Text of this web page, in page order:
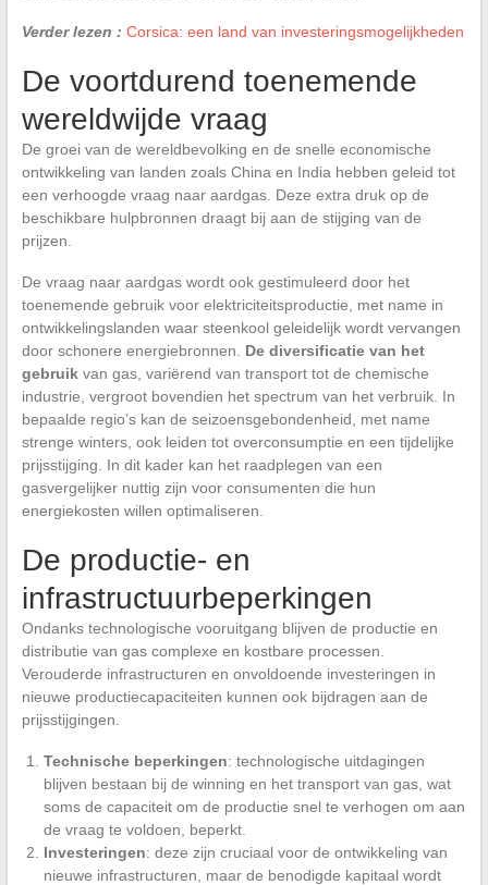
Verder lezen : Corsica: een land van investeringsmogelijkheden
De voortdurend toenemende
wereldwijde vraag
De groei van de wereldbevolking en de snelle economische
ontwikkeling van landen zoals China en India hebben geleid tot
een verhoogde vraag naar aardgas. Deze extra druk op de
beschikbare hulpbronnen draagt bij aan de stijging van de
prijzen.
De vraag naar aardgas wordt ook gestimuleerd door het
toenemende gebruik voor elektriciteitsproductie, met name in
ontwikkelingslanden waar steenkool geleidelijk wordt vervangen
door schonere energiebronnen. De diversificatie van het
gebruikvan gas, variërend van transport tot de chemische
industrie, vergroot bovendien het spectrum van het verbruik. In
bepaalde regio’s kan de seizoensgebondenheid, met name
strenge winters, ook leiden tot overconsumptie en een tijdelijke
prijsstijging. In dit kader kan het raadplegen van een
gasvergelijker nuttig zijn voor consumenten die hun
energiekosten willen optimaliseren.
De productie- en
infrastructuurbeperkingen
Ondanks technologische vooruitgang blijven de productie en
distributie van gas complexe en kostbare processen.
Verouderde infrastructuren en onvoldoende investeringen in
nieuwe productiecapaciteiten kunnen ook bijdragen aan de
prijsstijgingen.
Technische beperkingen: technologische uitdagingen
blijven bestaan bij de winning en het transport van gas, wat
soms de capaciteit om de productie snel te verhogen om aan
de vraag te voldoen, beperkt.
Investeringen: deze zijn cruciaal voor de ontwikkeling van
nieuwe infrastructuren, maar de benodigde kapitaal wordt